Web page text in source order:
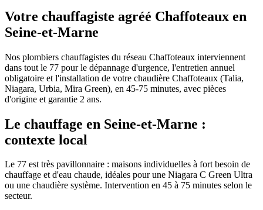
Votre chauffagiste agréé Chaffoteaux en
Seine-et-Marne
Nos plombiers chauffagistes du réseau Chaffoteaux interviennent
dans tout le 77 pour le dépannage d'urgence, l'entretien annuel
obligatoire et l'installation de votre chaudière Chaffoteaux (Talia,
Niagara, Urbia, Mira Green), en 45-75 minutes, avec pièces
d'origine et garantie 2 ans.
Le chauffage en Seine-et-Marne :
contexte local
Le 77 est très pavillonnaire : maisons individuelles à fort besoin de
chauffage et d'eau chaude, idéales pour une Niagara C Green Ultra
ou une chaudière système. Intervention en 45 à 75 minutes selon le
secteur.